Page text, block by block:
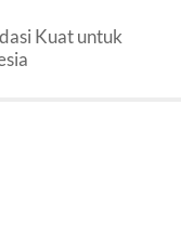
Kuat untuk